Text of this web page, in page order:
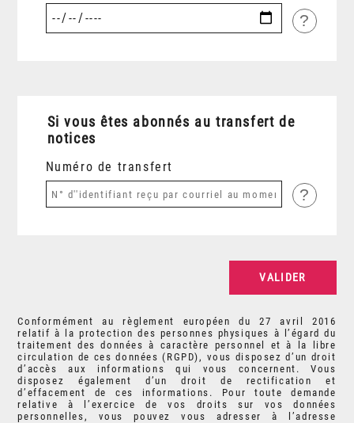
?
Si vous êtes abonnés au transfert de
notices
Numéro de transfert
?
Conformément au règlement européen du 27 avril 2016
relatif à la protection des personnes physiques à l’égard du
traitement des données à caractère personnel et à la libre
circulation de ces données (RGPD), vous disposez d’un droit
d’accès aux informations qui vous concernent. Vous
disposez également d’un droit de rectification et
d’effacement de ces informations. Pour toute demande
relative à l’exercice de vos droits sur vos données
personnelles, vous pouvez vous adresser à l’adresse